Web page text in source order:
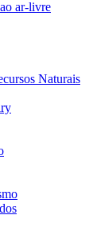
ar-livre
Naturais